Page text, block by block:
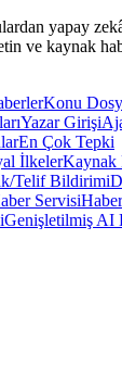
yapay
ve kaynak
Konu
Yazar Girişi
En Çok Tepki
İlkelerKaynak
Telif Bildirimi
Servisi
Genişletilmiş AI